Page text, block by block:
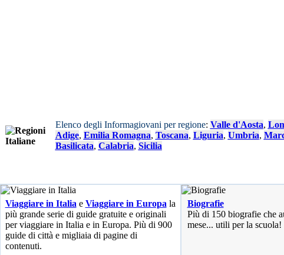
Elenco degli Informagiovani per regione: Valle d'Aosta,
Adige, Emilia Romagna, Toscana, Liguria, Umbria,
Basilicata, Calabria, Sicilia
Viaggiare in Italia e Viaggiare in Europa la
più grande serie di guide gratuite e originali
per viaggiare in Italia e in Europa. Più di 900
guide di città e migliaia di pagine di
contenuti.
Biografie
Più di 150 biografie che
mese... utili per la scuola!